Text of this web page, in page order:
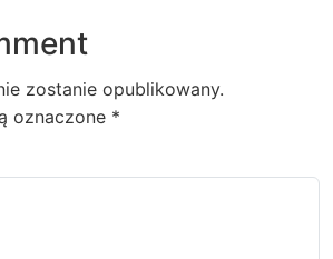
zostanie opublikowany.
oznaczone *